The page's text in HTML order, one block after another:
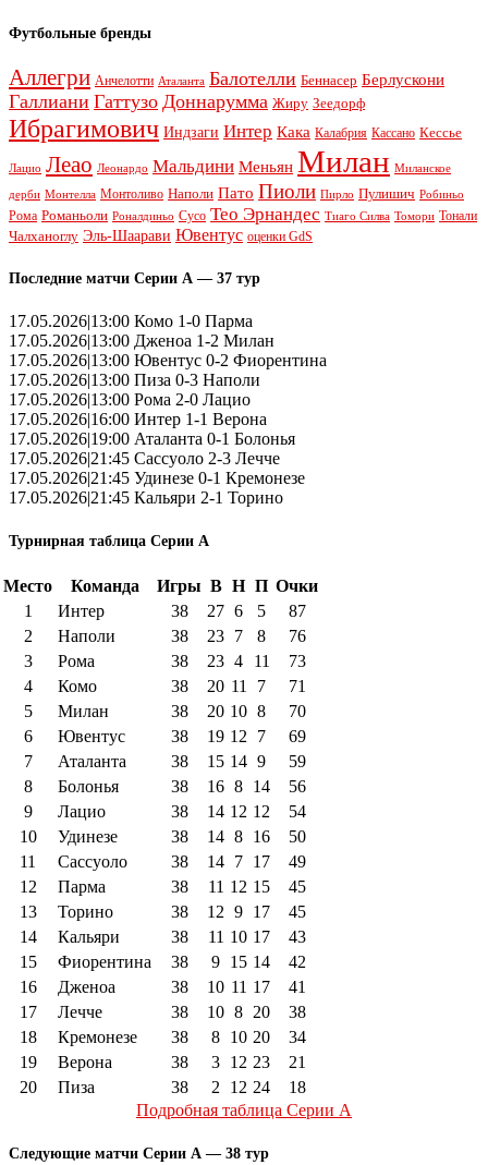
Футбольные бренды
Аллегри Анчелотти Аталанта Балотелли Беннасер Берлускони
Галлиани Гаттузо Доннарумма Жиру Зеедорф
Ибрагимович Индзаги Интер Кака Калабрия Кассано Кессье
Лацио Леао Леонардо Мальдини Меньян Милан Миланское
дерби Монтелла Монтоливо Наполи Пато Пиоли Пирло Пулишич Робиньо
Рома Романьоли Роналдиньо Сусо Тео Эрнандес Тиаго Силва Томори Тонали
Чалханоглу Эль-Шаарави Ювентус оценки GdS
Последние матчи Серии А — 37 тур
17.05.2026|13:00 Комо 1-0 Парма
17.05.2026|13:00 Дженоа 1-2 Милан
17.05.2026|13:00 Ювентус 0-2 Фиорентина
17.05.2026|13:00 Пиза 0-3 Наполи
17.05.2026|13:00 Рома 2-0 Лацио
17.05.2026|16:00 Интер 1-1 Верона
17.05.2026|19:00 Аталанта 0-1 Болонья
17.05.2026|21:45 Сассуоло 2-3 Лечче
17.05.2026|21:45 Удинезе 0-1 Кремонезе
17.05.2026|21:45 Кальяри 2-1 Торино
Турнирная таблица Серии А
Место Команда Игры В Н П Очки
1
Интер 38 27 6 5
87
2
Наполи 38 23 7 8
76
3
Рома 38 23 4 11
73
4
Комо 38 20 11 7
71
5
Милан 38 20 10 8
70
6
Ювентус 38 19 12 7
69
7
Аталанта 38 15 14 9
59
8
Болонья 38 16 8 14
56
9
Лацио 38 14 12 12
54
10
Удинезе 38 14 8 16
50
11
Сассуоло 38 14 7 17
49
12
Парма 38 11 12 15
45
13
Торино 38 12 9 17
45
14
Кальяри 38 11 10 17
43
15
Фиорентина 38 9 15 14
42
16
Дженоа 38 10 11 17
41
17
Лечче 38 10 8 20
38
18
Кремонезе 38 8 10 20
34
19
Верона 38 3 12 23
21
20
Пиза 38 2 12 24
18
Подробная таблица Серии А
Следующие матчи Серии А — 38 тур